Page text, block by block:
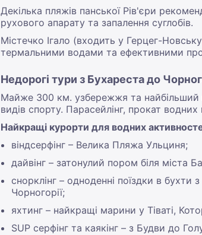
Декілька пляжів панської Рів'єри
рухового апарату та запалення суглобів.
Містечко Ігало (входить у Герцег-
термальними водами та ефективними
Недорогі тури з Бухареста до
Майже 300 км. узбережжя та найбільший
видів спорту. Парасейлінг, прокат
Найкращі курорти для водних
віндсерфінг – Велика Пляжа Ульциня;
дайвінг – затонулий пором біля міста
снорклінг – одноденні поїздки в
Чорногорії;
яхтинг – найкращі марини у Тіваті,
SUP серфінг та каякінг – з Будви до